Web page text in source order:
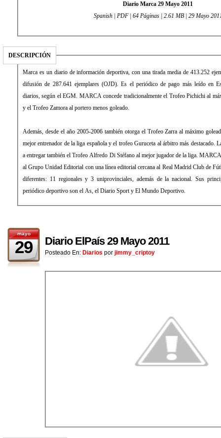
Diario Marca 29 Mayo 2011
Spanish | PDF | 64 Páginas | 2.61 MB | 29 Mayo
DESCRIPCIÓN
Marca es un diario de información deportiva, con una tirada media de 413.252
difusión de 287.641 ejemplares (OJD). Es el periódico de pago más leído en
diarios, según el EGM. MARCA concede tradicionalmente el Trofeo Pichichi al
y el Trofeo Zamora al portero menos goleado.
Además, desde el año 2005-2006 también otorga el Trofeo Zarra al máximo
mejor entrenador de la liga española y el trofeo Guruceta al árbitro más destacado.
a entregar también el Trofeo Alfredo Di Stéfano al mejor jugador de la liga.
al Grupo Unidad Editorial con una línea editorial cercana al Real Madrid Club de
diferentes: 11 regionales y 3 uniprovinciales, además de la nacional. Sus
periódico deportivo son el As, el Diario Sport y El Mundo Deportivo.
mayo
29 Diario ElPaís 29 Mayo 2011
Posteado En: Diarios por jimmy_criptoy